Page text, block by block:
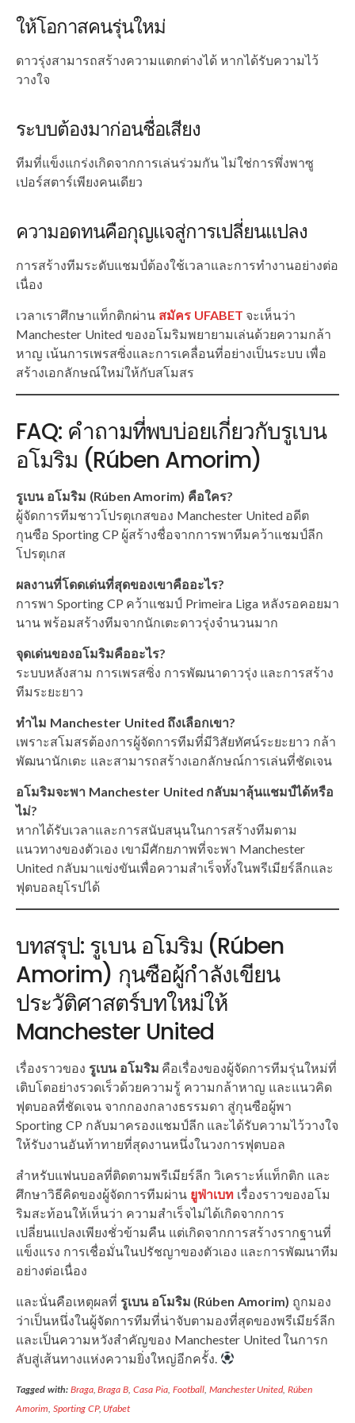
ให้โอกาสคนรุ่นใหม่
ดาวรุ่งสามารถสร้างความแตกต่างได้ หากได้รับความไว้
วางใจ
ระบบต้องมาก่อนชื่อเสียง
ทีมที่แข็งแกร่งเกิดจากการเล่นร่วมกัน ไม่ใช่การพึ่งพาซู
เปอร์สตาร์เพียงคนเดียว
ความอดทนคือกุญแจสู่การเปลี่ยนแปลง
การสร้างทีมระดับแชมป์ต้องใช้เวลาและการทำงานอย่างต่อ
เนื่อง
เวลาเราศึกษาแท็กติกผ่าน สมัคร UFABET จะเห็นว่า
Manchester United ของอโมริมพยายามเล่นด้วยความกล้า
หาญ เน้นการเพรสซิ่งและการเคลื่อนที่อย่างเป็นระบบ เพื่อ
สร้างเอกลักษณ์ใหม่ให้กับสโมสร
FAQ: คำถามที่พบบ่อยเกี่ยวกับรูเบน
อโมริม (Rúben Amorim)
รูเบน อโมริม (Rúben Amorim) คือใคร?
ผู้จัดการทีมชาวโปรตุเกสของ Manchester United อดีต
กุนซือ Sporting CP ผู้สร้างชื่อจากการพาทีมคว้าแชมป์ลีก
โปรตุเกส
ผลงานที่โดดเด่นที่สุดของเขาคืออะไร?
การพา Sporting CP คว้าแชมป์ Primeira Liga หลังรอคอยมา
นาน พร้อมสร้างทีมจากนักเตะดาวรุ่งจำนวนมาก
จุดเด่นของอโมริมคืออะไร?
ระบบหลังสาม การเพรสซิ่ง การพัฒนาดาวรุ่ง และการสร้าง
ทีมระยะยาว
ทำไม Manchester United ถึงเลือกเขา?
เพราะสโมสรต้องการผู้จัดการทีมที่มีวิสัยทัศน์ระยะยาว กล้า
พัฒนานักเตะ และสามารถสร้างเอกลักษณ์การเล่นที่ชัดเจน
อโมริมจะพา Manchester United กลับมาลุ้นแชมป์ได้หรือ
ไม่?
หากได้รับเวลาและการสนับสนุนในการสร้างทีมตาม
แนวทางของตัวเอง เขามีศักยภาพที่จะพา Manchester
United กลับมาแข่งขันเพื่อความสำเร็จทั้งในพรีเมียร์ลีกและ
ฟุตบอลยุโรปได้
บทสรุป: รูเบน อโมริม (Rúben
Amorim) กุนซือผู้กำลังเขียน
ประวัติศาสตร์บทใหม่ให้
Manchester United
เรื่องราวของ รูเบน อโมริม คือเรื่องของผู้จัดการทีมรุ่นใหม่ที่
เติบโตอย่างรวดเร็วด้วยความรู้ ความกล้าหาญ และแนวคิด
ฟุตบอลที่ชัดเจน จากกองกลางธรรมดา สู่กุนซือผู้พา
Sporting CP กลับมาครองแชมป์ลีก และได้รับความไว้วางใจ
ให้รับงานอันท้าทายที่สุดงานหนึ่งในวงการฟุตบอล
สำหรับแฟนบอลที่ติดตามพรีเมียร์ลีก วิเคราะห์แท็กติก และ
ศึกษาวิธีคิดของผู้จัดการทีมผ่าน ยูฟ่าเบทเรื่องราวของอโม
ริมสะท้อนให้เห็นว่า ความสำเร็จไม่ได้เกิดจากการ
เปลี่ยนแปลงเพียงชั่วข้ามคืน แต่เกิดจากการสร้างรากฐานที่
แข็งแรง การเชื่อมั่นในปรัชญาของตัวเอง และการพัฒนาทีม
อย่างต่อเนื่อง
และนั่นคือเหตุผลที่ รูเบน อโมริม (Rúben Amorim) ถูกมอง
ว่าเป็นหนึ่งในผู้จัดการทีมที่น่าจับตามองที่สุดของพรีเมียร์ลีก
และเป็นความหวังสำคัญของ Manchester United ในการก
ลับสู่เส้นทางแห่งความยิ่งใหญ่อีกครั้ง.
Tagged with: Braga,Braga B ,Casa Pia, Football, Manchester United,Rúben
Amorim Sporting CP, Ufabet